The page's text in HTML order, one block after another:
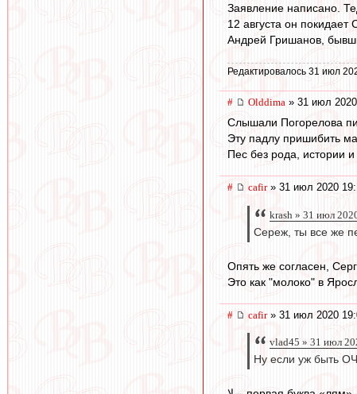
Заявление написано.
12 августа он покидает
Андрей Гришанов,
Редактировалось 31 июл
# Olddima » 31 июл
Слышали Погорелова
Эту падлу пришибить
Пес без рода, истории и
# cafir» 31 июл 2020
krash » 31 июл
Сереж, ты все же
Опять же согласен,
Это как "молоко" в
# cafir» 31 июл 2020
vlad45 » 31 июл
Ну если уж быть